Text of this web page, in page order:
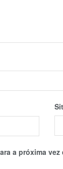
a próxima vez